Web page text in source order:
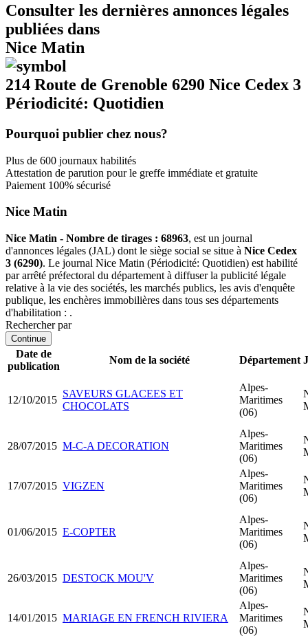
Consulter les dernières annonces légales
publiées dans
Nice Matin
214 Route de Grenoble 6290 Nice Cedex 3
Périodicité: Quotidien
Pourquoi publier chez nous?
Plus de 600 journaux habilités
Attestation de parution pour le greffe immédiate et gratuite
Paiement 100% sécurisé
Nice Matin
Nice Matin - Nombre de tirages : 68963, est un journal
d'annonces légales (JAL) dont le siège social se situe à Nice Cedex
3 (6290). Le journal Nice Matin (Périodicité: Quotidien) est habilité
par arrêté préfectoral du département à diffuser la publicité légale
relative à la vie des sociétés, les marchés publics, les avis d'enquête
publique, les enchères immobilières dans tous ses départements
d'habilitation : .
Rechercher par
Continue
Date de
publication
Nom de la société Département
12/10/2015
SAVEURS GLACEES ET
CHOCOLATS
Alpes-
Maritimes
(06)
28/07/2015 M-C-A DECORATION
Alpes-
Maritimes
(06)
17/07/2015 VIGZEN
Alpes-
Maritimes
(06)
01/06/2015 E-COPTER
Alpes-
Maritimes
(06)
26/03/2015 DESTOCK MOU'V
Alpes-
Maritimes
(06)
14/01/2015 MARIAGE EN FRENCH RIVIERA
Alpes-
Maritimes
(06)